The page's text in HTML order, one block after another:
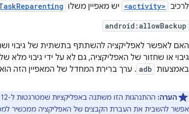
לרכיב <activity> יש מאפיין משלו
android:allowBackup
האם לאפשר לאפליקציה להשתתף בתשתית של גיבוי
גיבוי או שחזור של האפליקציה, גם לא על ידי גיבוי
באמצעות adb . ערך ברירת המחדל של המאפיין הזה הוא
הערה:
אפשר להשבית את העברת הקבצים של האפליקציה ממכשיר